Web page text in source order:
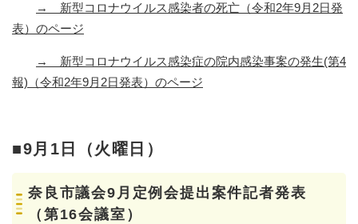
→ 新型コロナウイルス感染者の死亡（令和2年9月2日発
表）のページ
→ 新型コロナウイルス感染症の院内感染事案の発生(第4
報)（令和2年9月2日発表）のページ
■9月1日（火曜日）
奈良市議会9月定例会提出案件記者発表
（第16会議室）